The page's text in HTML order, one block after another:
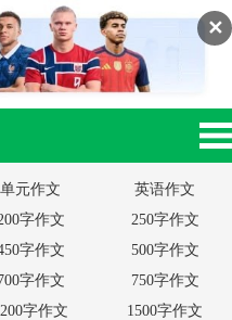
✕
单元作文
英语作文
字作文
250字作文
字作文
500字作文
字作文
750字作文
字作文
1500字作文